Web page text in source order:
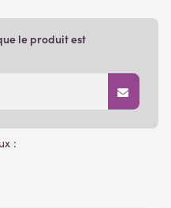
le produit est